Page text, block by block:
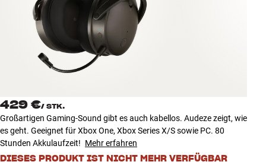
Zubehör
INSPIRATION
MARKEN
NEUHEITEN
ANGEBOTE
Store Finden
429 €/ STK.
Großartigen Gaming-Sound gibt es auch kabellos. Audeze zeigt, wie
es geht. Geeignet für Xbox One, Xbox Series X/S sowie PC. 80
Stunden Akkulaufzeit! Mehr erfahren
DIESES PRODUKT IST NICHT MEHR VERFÜGBAR